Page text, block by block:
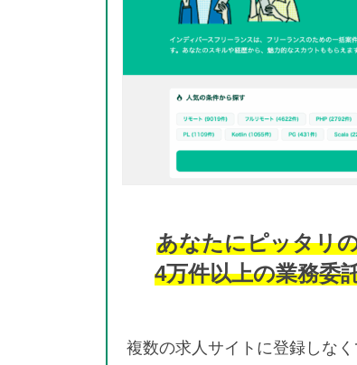
あなたにピッタリ
4万件以上の業務委
複数の求人サイトに登録しな